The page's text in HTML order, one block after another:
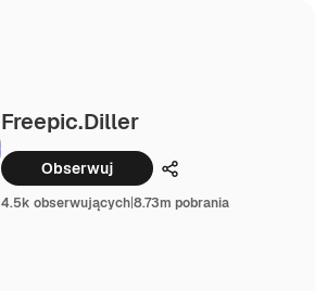
Freepic.diller
Obserwuj Udostępnij
4.5k obserwujących|8.73m pobrania